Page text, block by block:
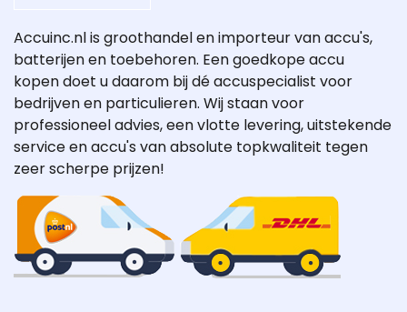
Accuinc.nl is groothandel en importeur van accu's,
batterijen en toebehoren. Een goedkope accu
kopen doet u daarom bij dé accuspecialist voor
bedrijven en particulieren. Wij staan voor
professioneel advies, een vlotte levering, uitstekende
service en accu's van absolute topkwaliteit tegen
zeer scherpe prijzen!